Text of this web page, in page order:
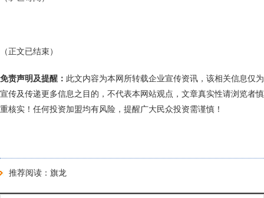
（正文已结束）
免责声明及提醒： 此文内容为本网所转载企业宣传资讯，该相关信息仅为
宣传及传递更多信息之目的，不代表本网站观点，文章真实性请浏览者慎
重核实！任何投资加盟均有风险，提醒广大民众投资需谨慎！
推荐阅读： 旗龙